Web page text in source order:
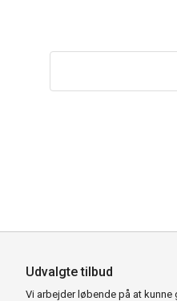
Udvalgte tilbud
Vi arbejder løbende på at